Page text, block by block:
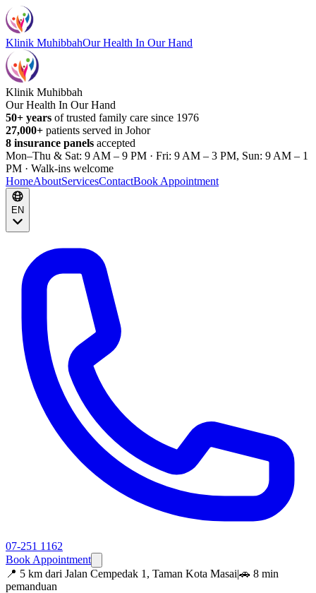
Klinik MuhibbahOur Health In Our Hand
Klinik Muhibbah
Our Health In Our Hand
50+ years of trusted family care since 1976
27,000+ patients served in Johor
8 insurance panels accepted
Mon–Thu & Sat: 9 AM – 9 PM · Fri: 9 AM – 3 PM, Sun: 9 AM – 1
PM · Walk-ins welcome
HomeAboutServicesContactBook Appointment
EN
07-251 1162
Book Appointment
📍 5 km dari Jalan Cempedak 1, Taman Kota Masai|🚗 8 min
pemanduan